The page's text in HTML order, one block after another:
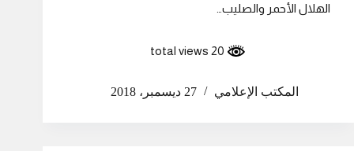
الهلال الأحمر والصليب…
المكتب الإعلامي 27 ديسمبر، 2018